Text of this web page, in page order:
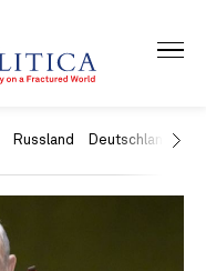
Russland Deutschland